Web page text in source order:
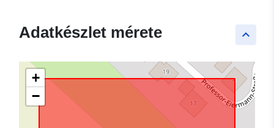
keyboard_arrow_up
Adatkészlet mérete
+
−